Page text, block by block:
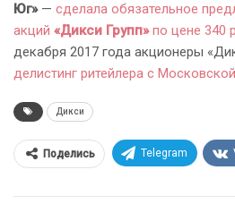
Юг»— сделала обязательное
акций «Дикси Групп»по цене 340
декабря 2017 года акционеры
делистинг ритейлера с
Дикси
Поделись Telegram